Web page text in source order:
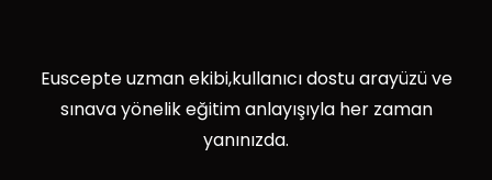
Euscepte uzman ekibi,kullanıcı dostu arayüzü ve
sınava yönelik eğitim anlayışıyla her zaman
yanınızda.